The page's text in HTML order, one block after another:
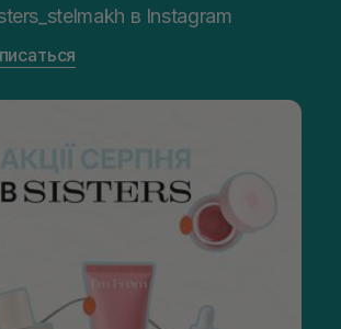
в Instagram